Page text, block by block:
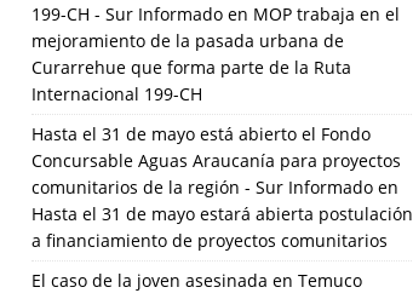
199-CH - Sur Informadoen MOP trabaja en el
mejoramiento de la pasada urbana de
Curarrehue que forma parte de la Ruta
Internacional 199-CH
Hasta el 31 de mayo está abierto el Fondo
Concursable Aguas Araucanía para proyectos
comunitarios de la región - Sur Informadoen
Hasta el 31 de mayo estará abierta postulación
a financiamiento de proyectos comunitarios
El caso de la joven asesinada en Temuco